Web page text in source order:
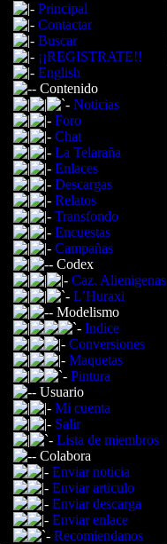
Principal
Contactar
Buscar
¡¡REGISTRATE!!
English
Contenido
Noticias
Foro
Chat
La Telaraña
Enlaces
Descargas
Relatos
Transfondo
Encuestas
Campañas
Codex
Caz. Alienigenas
L’Huraxi
Modelismo
Indice
Conversiones
Maquetas
Pintura
Usuario
Mi cuenta
Salir
Lista de miembros
Colabora
Enviar noticia
Enviar articulo
Enviar descarga
Enviar enlace
Recomiendanos